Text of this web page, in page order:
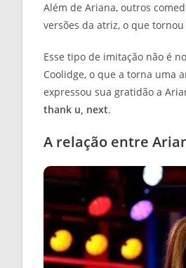
Além de Ariana, outros
versões da atriz, o que
Esse tipo de imitação não é
Coolidge, o que a torna uma
expressou sua gratidão a
thank u, next.
A relação entre